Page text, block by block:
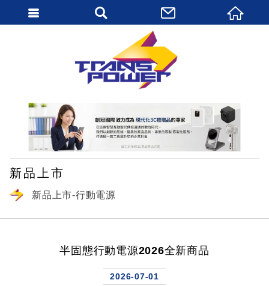
新品上市
新品上市-行動電源
半固態行動電源2026全新商品
2026-07-01
繁體中文